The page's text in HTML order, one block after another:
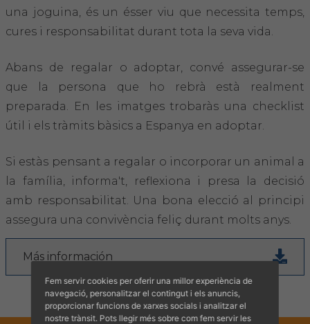
Hemeroteca
IDENTIFICACIÓ ANIMAL
INFORMACIÓ A LA CIUTADANIA
Col·legiats
Consells per a les teves mascotes
Guia Responsable
CONTACTE
una joguina, és un ésser viu que necessita temps,
cures i responsabilitat durant tota la seva vida.
Abans de regalar o adoptar, convé assegurar-se
que la persona que ho rebrà està realment
preparada. En les imatges trobaràs una checklist
útil i els tràmits bàsics a Espanya en adoptar.
Si estàs pensant a regalar o incorporar un animal a
la família, informa't, reflexiona i presa la decisió
amb responsabilitat. Una bona elecció al principi
assegura una convivència feliç durant molts anys.
Más información
Fem servir cookies per oferir una millor experiència de
navegació, personalitzar el contingut i els anuncis,
proporcionar funcions de xarxes socials i analitzar el
nostre trànsit. Pots llegir més sobre com fem servir les